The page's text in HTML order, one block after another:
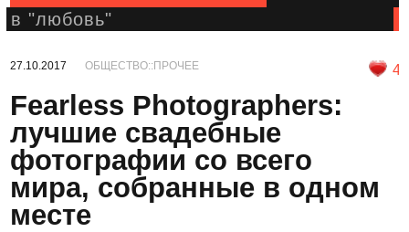
в "любовь"
27.10.2017 ОБЩЕСТВО::ПРОЧЕЕ 4
Fearless Photographers:
лучшие свадебные
фотографии со всего
мира, собранные в одном
месте